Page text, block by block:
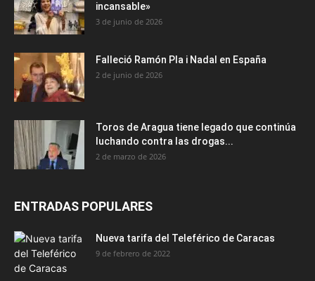
incansable»
3 de junio de 2026
Falleció Ramón Pla i Nadal en España
2 de junio de 2026
Toros de Aragua tiene legado que continúa
luchando contra las drogas...
2 de marzo de 2026
ENTRADAS POPULARES
Nueva tarifa del Teleférico de Caracas
9 de febrero de 2022